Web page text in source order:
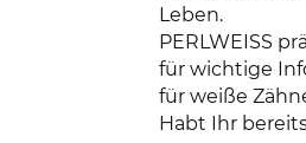
Leben.
PERLWEISS
für wichtige
für weiße
Habt Ihr